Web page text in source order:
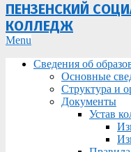
ПЕНЗЕНСКИЙ
КОЛЛЕДЖ
Primary
Menu
Menu
Сведения об
Основные
Структура и
Документы
Устав